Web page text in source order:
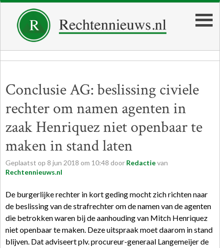
Conclusie AG: beslissing civiele
rechter om namen agenten in
zaak Henriquez niet openbaar te
maken in stand laten
Geplaatst op 8 jun 2018 om 10:48 door Redactievan
Rechtennieuws.nl
De burgerlijke rechter in kort geding mocht zich richten naar
de beslissing van de strafrechter om de namen van de agenten
die betrokken waren bij de aanhouding van Mitch Henriquez
niet openbaar te maken. Deze uitspraak moet daarom in stand
blijven. Dat adviseert plv. procureur-generaal Langemeijer de